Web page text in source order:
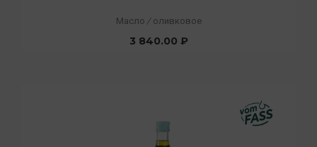
Масло / оливковое
3 840.00 ₽